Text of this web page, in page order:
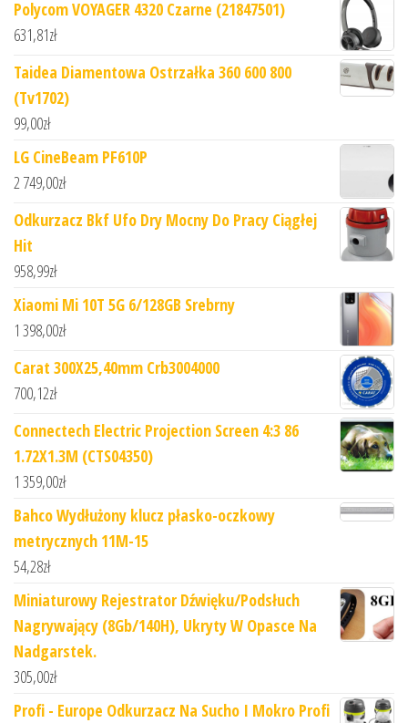
Polycom VOYAGER 4320 Czarne (21847501)
631,81zł
Taidea Diamentowa Ostrzałka 360 600 800
(Tv1702)
99,00zł
LG CineBeam PF610P
2 749,00zł
Odkurzacz Bkf Ufo Dry Mocny Do Pracy Ciągłej
Hit
958,99zł
Xiaomi Mi 10T 5G 6/128GB Srebrny
1 398,00zł
Carat 300X25,40mm Crb3004000
700,12zł
Connectech Electric Projection Screen 4:3 86
1.72X1.3M (CTS04350)
1 359,00zł
Bahco Wydłużony klucz płasko-oczkowy
metrycznych 11M-15
54,28zł
Miniaturowy Rejestrator Dźwięku/Podsłuch
Nagrywający (8Gb/140H), Ukryty W Opasce Na
Nadgarstek.
305,00zł
Profi - Europe Odkurzacz Na Sucho I Mokro Profi